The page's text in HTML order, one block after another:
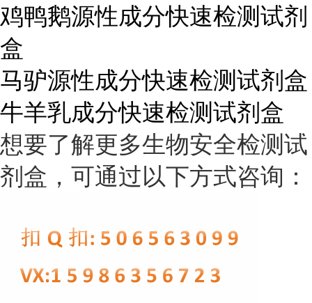
鸡鸭鹅源性成分快速检测试剂
盒
马驴源性成分快速检测试剂盒
牛羊乳成分快速检测试剂盒
想要了解更多生物安全检测试
剂盒，可通过以下方式咨询：